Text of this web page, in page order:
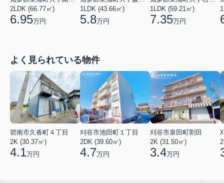
2LDK (66.77㎡)
6.95万円
1LDK (43.66㎡)
5.8万円
1LDK (59.21㎡)
7.35万円
よく見られている物件
碧南市久沓町４丁目
2K (30.37㎡)
4.1万円
刈谷市池田町１丁目
2DK (39.60㎡)
4.7万円
刈谷市泉田町割田
2K (31.50㎡)
3.4万円